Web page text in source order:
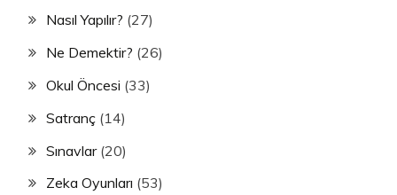
Nasıl Yapılır? (27)
Ne Demektir? (26)
Okul Öncesi (33)
Satranç (14)
Sınavlar(20)
Zeka Oyunları (53)